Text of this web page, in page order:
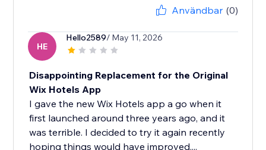
Användbar (0)
HE
Hello2589/ May 11, 2026
Disappointing Replacement for the Original
Wix Hotels App
I gave the new Wix Hotels app a go when it
first launched around three years ago, and it
was terrible. I decided to try it again recently
hoping things would have improved,...